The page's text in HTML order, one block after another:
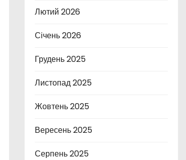
Лютий 2026
Січень 2026
Грудень 2025
Листопад 2025
Жовтень 2025
Вересень 2025
Серпень 2025